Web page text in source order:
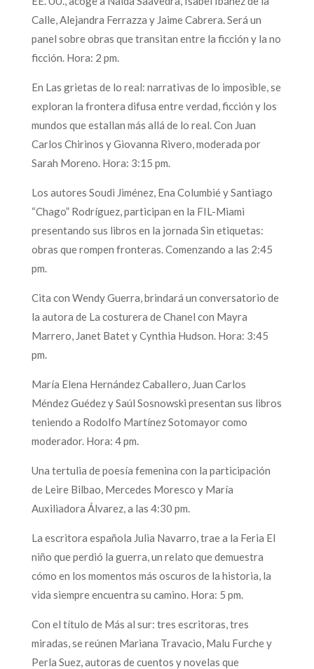
Calle, Alejandra Ferrazza y Jaime Cabrera. Será un
panel sobre obras que transitan entre la ficción y la no
ficción. Hora: 2 pm.
En Las grietas de lo real: narrativas de lo imposible, se
exploran la frontera difusa entre verdad, ficción y los
mundos que estallan más allá de lo real. Con Juan
Carlos Chirinos y Giovanna Rivero, moderada por
Sarah Moreno. Hora: 3:15 pm.
Los autores Soudi Jiménez, Ena Columbié y Santiago
“Chago” Rodríguez, participan en la FIL-Miami
presentando sus libros en la jornada Sin etiquetas:
obras que rompen fronteras. Comenzando a las 2:45
pm.
Cita con Wendy Guerra, brindará un conversatorio de
la autora de La costurera de Chanel con Mayra
Marrero, Janet Batet y Cynthia Hudson. Hora: 3:45
pm.
María Elena Hernández Caballero, Juan Carlos
Méndez Guédez y Saúl Sosnowski presentan sus libros
teniendo a Rodolfo Martínez Sotomayor como
moderador. Hora: 4 pm.
Una tertulia de poesía femenina con la participación
de Leire Bilbao, Mercedes Moresco y María
Auxiliadora Álvarez, a las 4:30 pm.
La escritora española Julia Navarro, trae a la Feria El
niño que perdió la guerra, un relato que demuestra
cómo en los momentos más oscuros de la historia, la
vida siempre encuentra su camino. Hora: 5 pm.
Con el título de Más al sur: tres escritoras, tres
miradas, se reúnen Mariana Travacio, Malu Furche y
Perla Suez, autoras de cuentos y novelas que